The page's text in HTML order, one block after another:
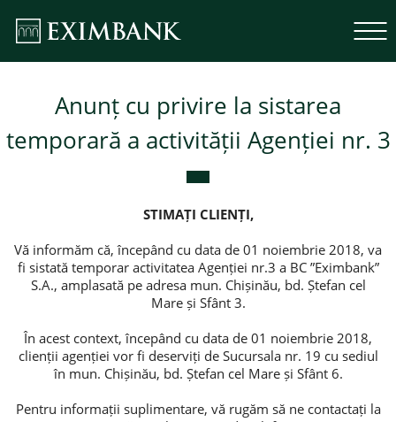
Anunț cu privire la sistarea
temporară a activității Agenției nr. 3
STIMAȚI CLIENȚI,
Vă informăm că, începând cu data de 01 noiembrie 2018, va
fi sistată temporar activitatea Agenției nr.3 a BC ”Eximbank”
S.A., amplasată pe adresa mun. Chișinău, bd. Ștefan cel
Mare și Sfânt 3.
În acest context, începând cu data de 01 noiembrie 2018,
clienții agenției vor fi deserviți de Sucursala nr. 19 cu sediul
în mun. Chișinău, bd. Ștefan cel Mare și Sfânt 6.
Pentru informații suplimentare, vă rugăm să ne contactați la